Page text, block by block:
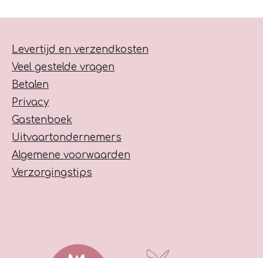
Levertijd en verzendkosten
Veel gestelde vragen
Betalen
Privacy
Gastenboek
Uitvaartondernemers
Algemene voorwaarden
Verzorgingstips